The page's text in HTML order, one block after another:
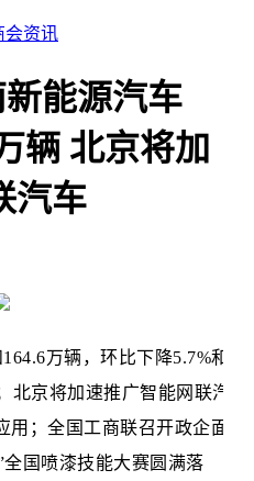
会资讯
能源汽车
辆 北京将加
汽车
万辆，环比下降5.7%和
北京将加速推广智能网联汽
用；全国工商联召开政企面
国喷漆技能大赛圆满落